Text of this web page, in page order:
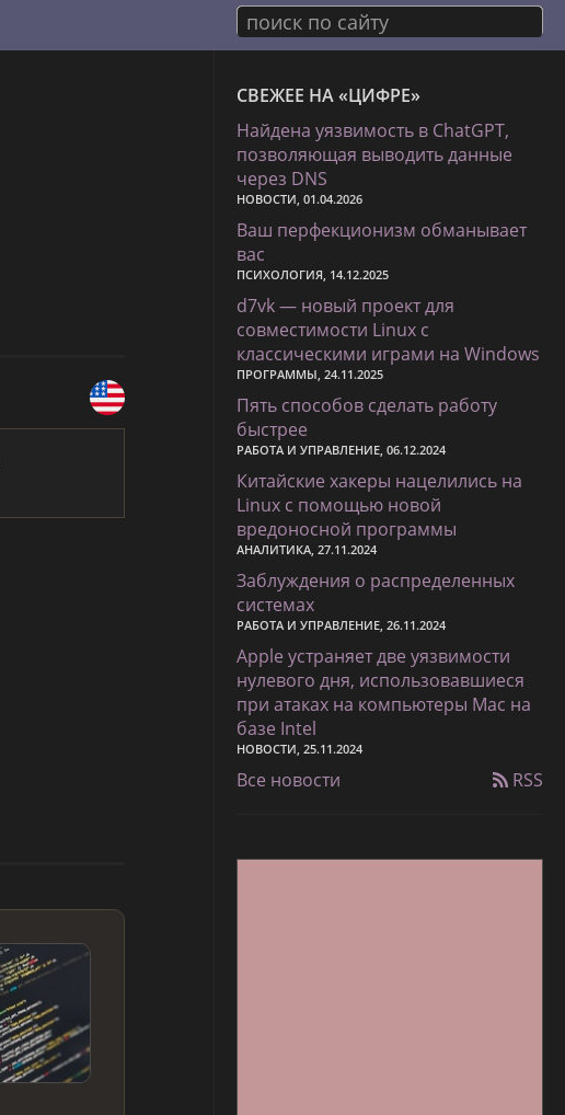
поиск по сайту
СВЕЖЕЕ НА «ЦИФРЕ»
Найдена уязвимость в ChatGPT,
позволяющая выводить данные
через DNS
НОВОСТИ, 01.04.2026
Ваш перфекционизм обманывает
вас
ПСИХОЛОГИЯ, 14.12.2025
d7vk — новый проект для
совместимости Linux с
классическими играми на Windows
ПРОГРАММЫ, 24.11.2025
Пять способов сделать работу
быстрее
РАБОТА И УПРАВЛЕНИЕ, 06.12.2024
Китайские хакеры нацелились на
Linux с помощью новой
вредоносной программы
АНАЛИТИКА, 27.11.2024
Заблуждения о распределенных
системах
РАБОТА И УПРАВЛЕНИЕ, 26.11.2024
Apple устраняет две уязвимости
нулевого дня, использовавшиеся
при атаках на компьютеры Mac на
базе Intel
НОВОСТИ, 25.11.2024
Все новости RSS